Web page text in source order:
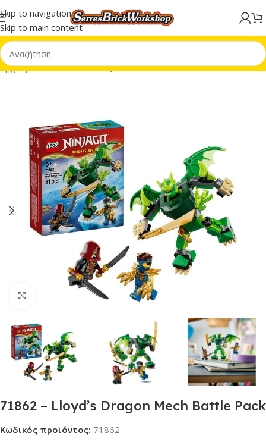
Skip to navigation
Skip to main content
Αρχική σελίδα/LEGO® NINJAGO®
Click to enlarge
71862 – Lloyd’s Dragon Mech Battle Pack
Κωδικός προϊόντος: 71862